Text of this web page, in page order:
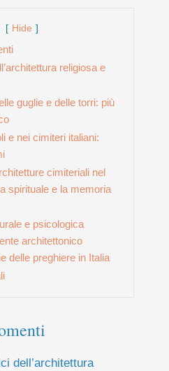
Hide
religiosa e
guglie e delle torri: più
e nei cimiteri italiani:
cimiteriali nel
spirituale e la memoria
e psicologica
architettonico
delle preghiere in Italia
dell’architettura